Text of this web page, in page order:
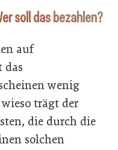
soll das bezahlen?
auf
das
wenig
trägt der
die durch die
solchen